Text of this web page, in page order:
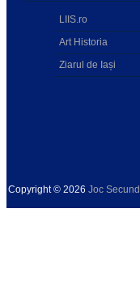
LIIS.ro
Art Historia
Ziarul de Iași
Copyright © 2026 Joc Secund